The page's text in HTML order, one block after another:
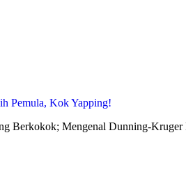
Pemula, Kok Yapping!
Berkokok; Mengenal Dunning-